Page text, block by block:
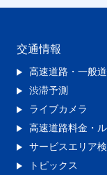
交通情報
高速道路・一般
渋滞予測
ライブカメラ
高速道路料金・
サービスエリア
トピックス